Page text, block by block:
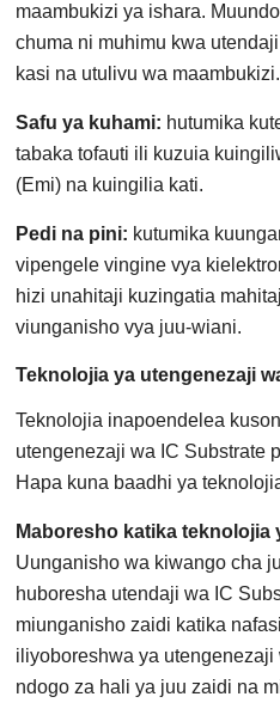
maambukizi ya ishara.
chuma ni muhimu kwa
kasi na utulivu wa maambukizi.
Safu ya kuhami: hutumika
tabaka tofauti ili kuzuia
(Emi) na kuingilia kati.
Pedi na pini: kutumika
vipengele vingine vya
hizi unahitaji kuzingatia
viunganisho vya juu-wiani.
Teknolojia ya utengenezaji
Teknolojia inapoendelea
utengenezaji wa IC Substrate
Hapa kuna baadhi ya
Maboresho katika teknolojia
Uunganisho wa kiwango cha
huboresha utendaji wa IC
miunganisho zaidi katika
iliyoboreshwa ya
ndogo za hali ya juu zaidi na